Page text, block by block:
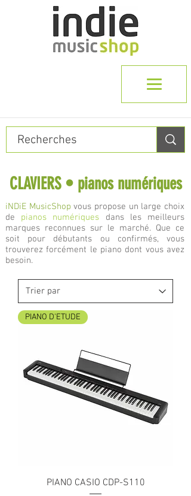
CLAVIERS • pianos numériques
iNDiE MusicShopvous propose un large choix
de pianos numériques dans les meilleurs
marques reconnues sur le marché. Que ce
soit pour débutants ou confirmés, vous
trouverez forcément le piano dont vous avez
besoin.
PIANO D'ETUDE
PIANO CASIO CDP-S110